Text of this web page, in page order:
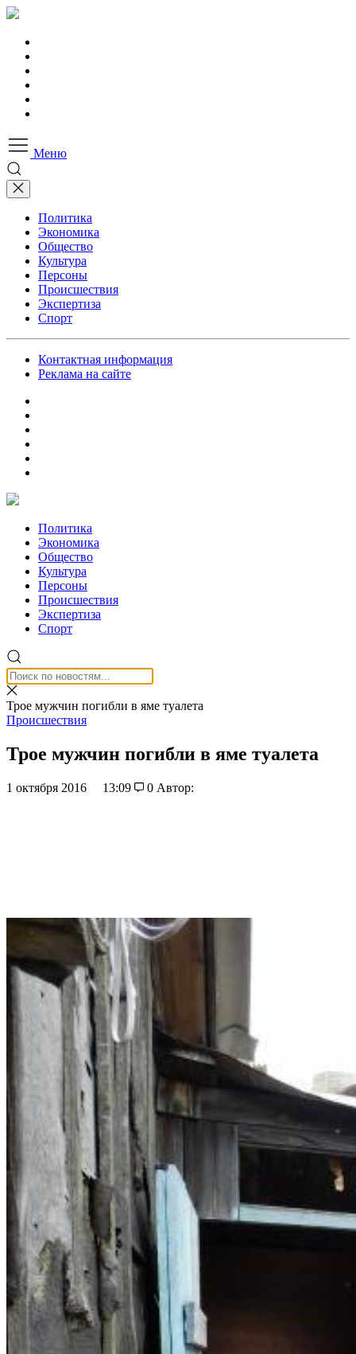
Меню
Политика
Экономика
Общество
Культура
Персоны
Происшествия
Экспертиза
Спорт
Контактная информация
Реклама на сайте
Политика
Экономика
Общество
Культура
Персоны
Происшествия
Экспертиза
Спорт
Трое мужчин погибли в яме туалета
Происшествия
Трое мужчин погибли в яме туалета
1 октября 2016 13:09 0 Автор: